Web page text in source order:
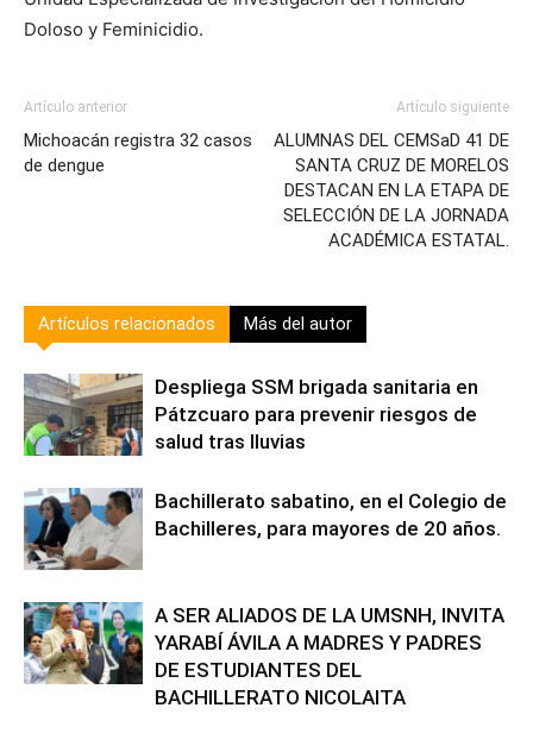
Doloso y Feminicidio.
Artículo anterior
Michoacán registra 32 casos
de dengue
Artículo siguiente
ALUMNAS DEL CEMSaD 41 DE
SANTA CRUZ DE MORELOS
DESTACAN EN LA ETAPA DE
SELECCIÓN DE LA JORNADA
ACADÉMICA ESTATAL.
Artículos relacionados Más del autor
Despliega SSM brigada sanitaria en
Pátzcuaro para prevenir riesgos de
salud tras lluvias
Bachillerato sabatino, en el Colegio de
Bachilleres, para mayores de 20 años.
A SER ALIADOS DE LA UMSNH, INVITA
YARABÍ ÁVILA A MADRES Y PADRES
DE ESTUDIANTES DEL
BACHILLERATO NICOLAITA